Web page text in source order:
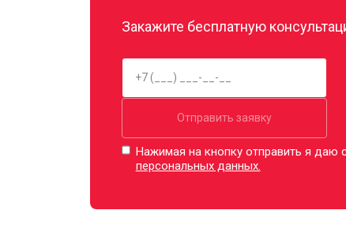
Закажите бесплатную
Отправить заявку
Нажимая на кнопку отправить я даю
персональных данных.